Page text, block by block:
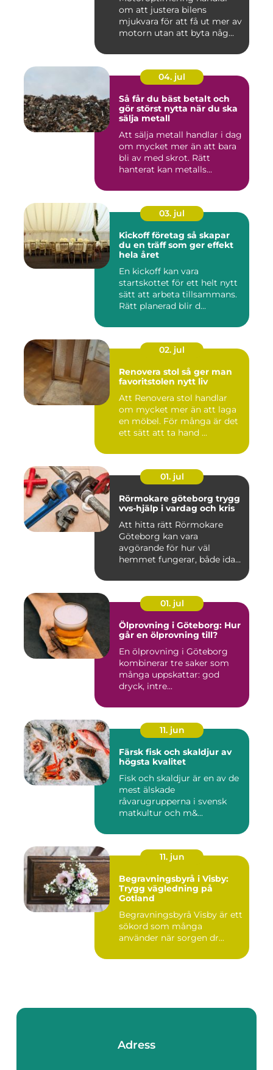
om att justera bilens
mjukvara för att få ut mer av
motorn utan att byta någ...
04. jul
Så får du bäst betalt och
gör störst nytta när du ska
sälja metall
Att sälja metall handlar i dag
om mycket mer än att bara
bli av med skrot. Rätt
hanterat kan metalls...
03. jul
Kickoff företag så skapar
du en träff som ger effekt
hela året
En kickoff kan vara
startskottet för ett helt nytt
sätt att arbeta tillsammans.
Rätt planerad blir d...
02. jul
Renovera stol så ger man
favoritstolen nytt liv
Att Renovera stol handlar
om mycket mer än att laga
en möbel. För många är det
ett sätt att ta hand ...
01. jul
Rörmokare göteborg trygg
vvs-hjälp i vardag och kris
Att hitta rätt Rörmokare
Göteborg kan vara
avgörande för hur väl
hemmet fungerar, både idag
01. jul
Ölprovning i Göteborg: Hur
går en ölprovning till?
En ölprovning i Göteborg
kombinerar tre saker som
många uppskattar: god
dryck, intre...
11. jun
Färsk fisk och skaldjur av
högsta kvalitet
Fisk och skaldjur är en av de
mest älskade
råvarugrupperna i svensk
matkultur och m&...
11. jun
Begravningsbyrå i Visby:
Trygg vägledning på
Gotland
Begravningsbyrå Visby är ett
sökord som många
använder när sorgen dr...
Adress